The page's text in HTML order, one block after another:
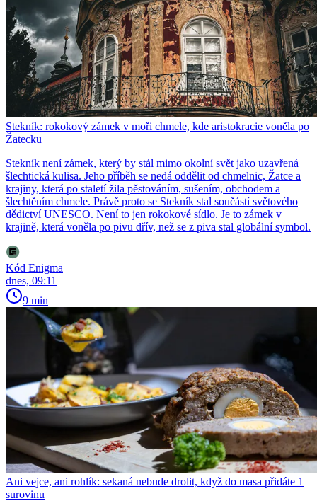
Stekník: rokokový zámek v moři chmele, kde aristokracie voněla po
Žatecku
Stekník není zámek, který by stál mimo okolní svět jako uzavřená
šlechtická kulisa. Jeho příběh se nedá oddělit od chmelnic, Žatce a
krajiny, která po staletí žila pěstováním, sušením, obchodem a
šlechtěním chmele. Právě proto se Stekník stal součástí světového
dědictví UNESCO. Není to jen rokokové sídlo. Je to zámek v
krajině, která voněla po pivu dřív, než se z piva stal globální symbol.
Kód Enigma
dnes, 09:11
9 min
Ani vejce, ani rohlík: sekaná nebude drolit, když do masa přidáte 1
surovinu